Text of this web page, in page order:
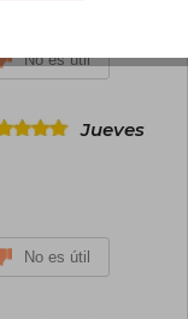
No es útil
Jueves
No es útil